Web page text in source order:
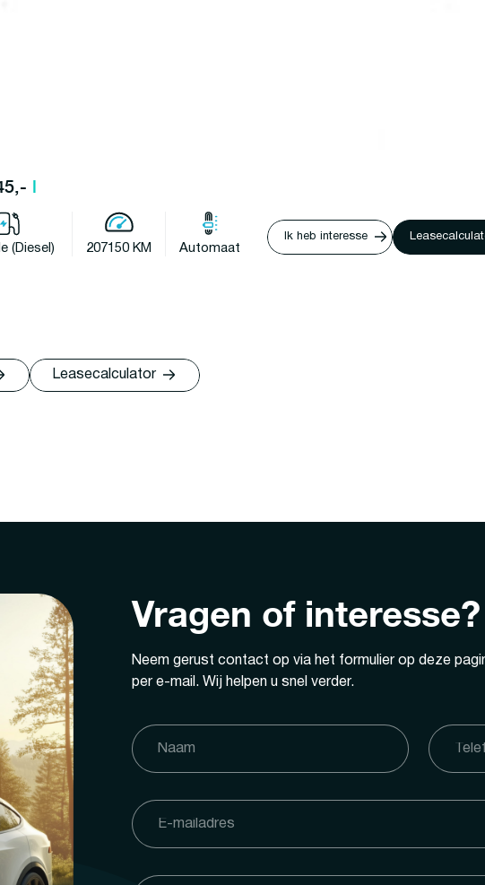
l
(Diesel) 207150 KM Automaat
Ik heb interesse
Leasecalculator
Vragen of interesse?
Neem gerust contact op via het formulier op deze
per e-mail. Wij helpen u snel verder.